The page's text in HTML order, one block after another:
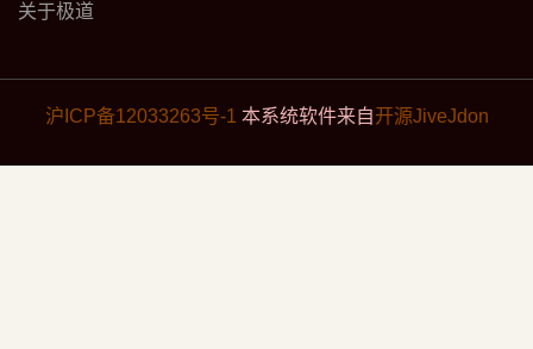
关于极道
沪ICP备12033263号-1 本系统软件来自开源JiveJdon